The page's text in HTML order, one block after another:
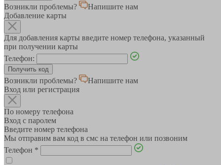
Возникли проблемы?
Напишите нам
Добавление карты
Для добавления карты введите номер телефона, указанный
при получении карты
Телефон:
Возникли проблемы?
Напишите нам
Вход или регистрация
По номеру телефона
Вход с паролем
Введите номер телефона
Мы отправим вам код в смс на телефон или позвоним
Телефон *